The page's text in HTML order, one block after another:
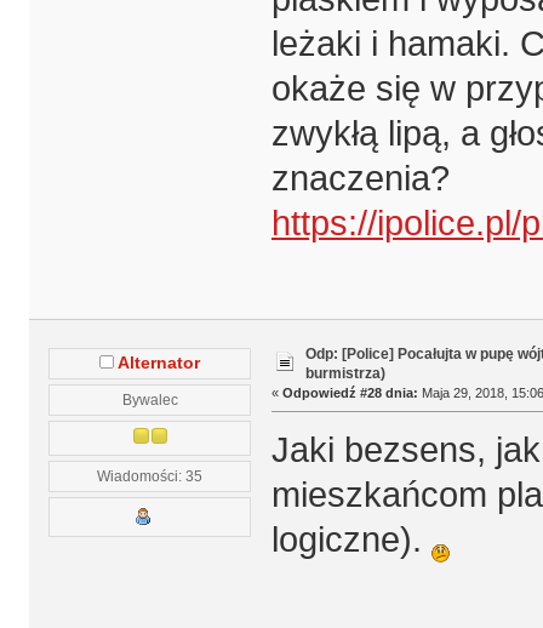
leżaki i hamaki.
okaże się w
zwykłą lipą, a
znaczenia?
https://ipolice.pl/
Alternator
Bywalec
Wiadomości: 35
Odp: [Police] Pocałujta w pupę
burmistrza)
« Odpowiedź #28 dnia: Maja 29, 2018,
Jaki bezsens,
mieszkańcom
logiczne).